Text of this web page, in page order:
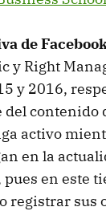
de
y Right
y 2016,
contenido
activo
en la
en este
registrar sus